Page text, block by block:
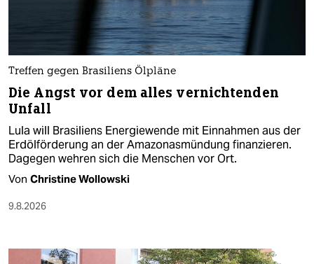
Treffen gegen Brasiliens Ölpläne
Die Angst vor dem alles vernichtenden
Unfall
Lula will Brasiliens Energiewende mit Einnahmen aus der
Erdölförderung an der Amazonasmündung finanzieren.
Dagegen wehren sich die Menschen vor Ort.
Von Christine Wollowski
9.8.2026